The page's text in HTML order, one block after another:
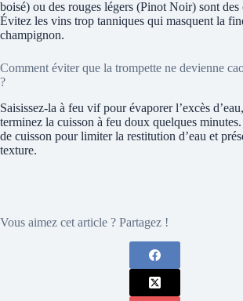
boisé) ou des rouges légers (Pinot Noir) sont des
Évitez les vins trop tanniques qui masquent la
champignon.
Comment éviter que la trompette ne devienne
?
Saisissez-la à feu vif pour évaporer l’excès
terminez la cuisson à feu doux quelques
de cuisson pour limiter la restitution d’eau et
texture.
Vous aimez cet article ? Partagez !